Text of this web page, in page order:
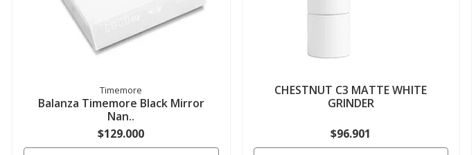
Timemore
Balanza Timemore Black Mirror
Nan..
$129.000
CHESTNUT C3 MATTE WHITE
GRINDER
$96.901